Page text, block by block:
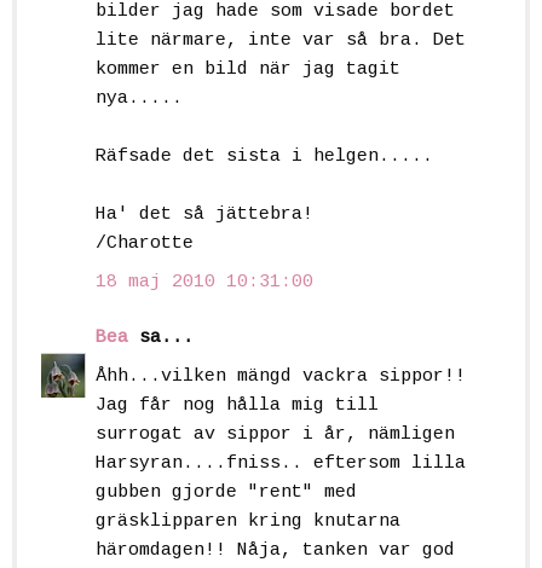
bilder jag hade som visade bordet
lite närmare, inte var så bra. Det
kommer en bild när jag tagit
nya.....
Räfsade det sista i helgen.....
Ha' det så jättebra!
/Charotte
18 maj 2010 10:31:00
Bea sa...
Åhh...vilken mängd vackra sippor!!
Jag får nog hålla mig till
surrogat av sippor i år, nämligen
Harsyran....fniss.. eftersom lilla
gubben gjorde "rent" med
gräsklipparen kring knutarna
häromdagen!! Nåja, tanken var god